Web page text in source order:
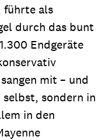
führte als
durch das bunt
Endgeräte
mit – und
sondern in
in den